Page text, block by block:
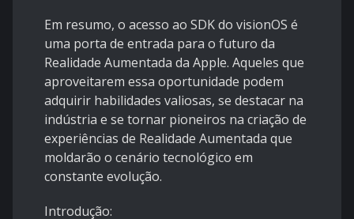
Em resumo, o acesso ao SDK do visionOS é
uma porta de entrada para o futuro da
Realidade Aumentada da Apple. Aqueles que
aproveitarem essa oportunidade podem
adquirir habilidades valiosas, se destacar na
indústria e se tornar pioneiros na criação de
experiências de Realidade Aumentada que
moldarão o cenário tecnológico em
constante evolução.
Introdução: